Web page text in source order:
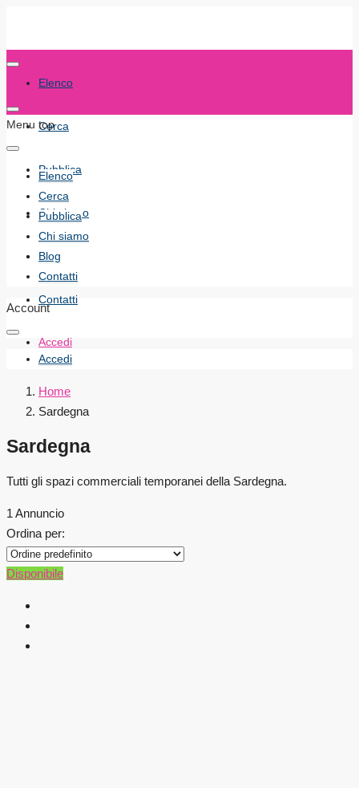
Elenco
Cerca
Pubblica
Chi siamo
Blog
Contatti
Accedi
Menu top
Elenco
Cerca
Pubblica
Chi siamo
Blog
Contatti
Account
Accedi
Home
Sardegna
Sardegna
Tutti gli spazi commerciali temporanei della Sardegna.
1 Annuncio
Ordina per:
Disponibile